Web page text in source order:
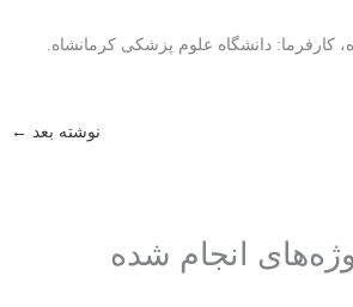
کارفرما: دانشگاه علوم پزشکی کرمانشاه.
نوشته بعد ←
انجام شده